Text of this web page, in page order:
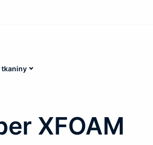
tkaniny
XFOAM